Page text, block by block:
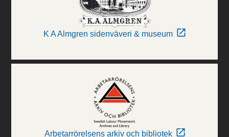
K A Almgren sidenväveri & museum
Arbetarrörelsens arkiv och bibliotek